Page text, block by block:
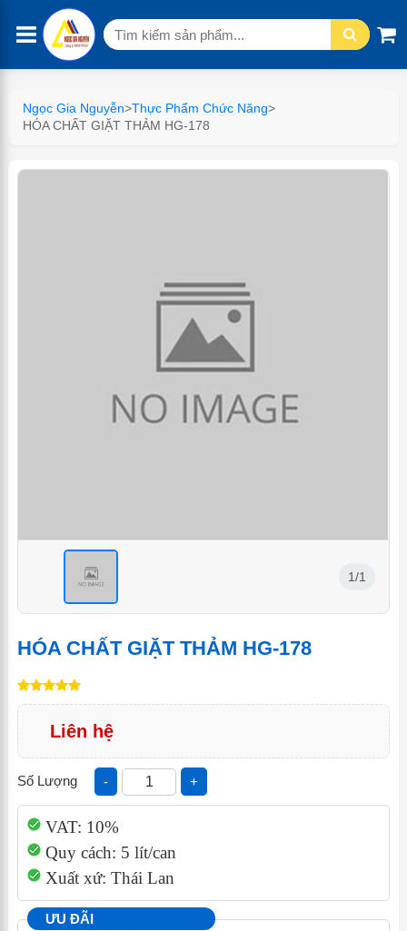
Tìm
Ngọc Gia Nguyễn>Thực Phẩm Chức Năng>
HÓA CHẤT GIẶT THẢM HG-178
<
1/1
HÓA CHẤT GIẶT THẢM HG-178
Liên hệ
Số Lượng - +
VAT: 10%
Quy cách: 5 lít/can
Xuất xứ: Thái Lan
ƯU ĐÃI